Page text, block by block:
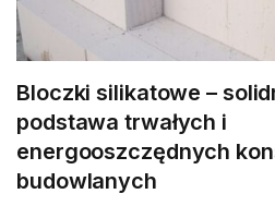
Bloczki silikatowe –
podstawa trwałych i
energooszczędnych
budowlanych